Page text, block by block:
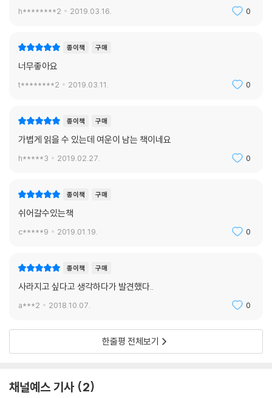
h********2 2019.03.16. 0
종이책 구매
너무좋아요
t********2 2019.03.11. 0
종이책 구매
가볍게 읽을 수 있는데 여운이 남는 책이네요
h*****3 2019.02.27. 0
종이책 구매
쉬어갈수있는책
c*****9 2019.01.19. 0
종이책 구매
사라지고 싶다고 생각하다가 발견했다..
a***2 2018.10.07. 0
한줄평 전체보기
채널예스 기사 2